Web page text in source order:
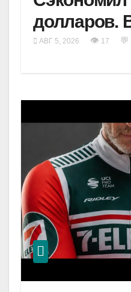
долларов.
АВГ 5, 2026 👁 17 💬